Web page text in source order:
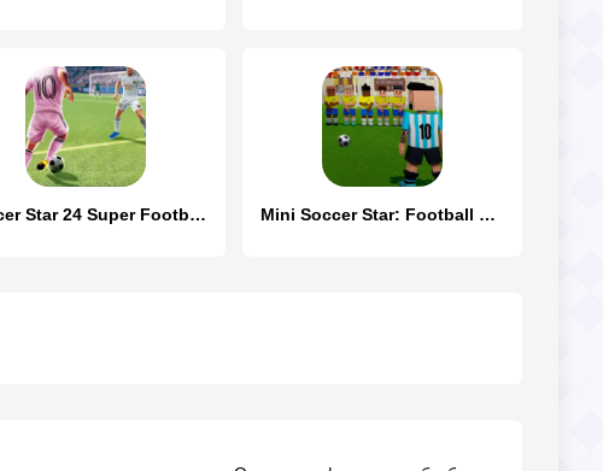
Soccer Star 24 Super Football Mini Soccer Star: Football Cup